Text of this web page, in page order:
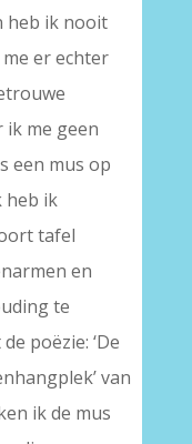
heb ik nooit
er echter
ik me geen
een mus op
heb ik
tafel
en
te
poëzie: ‘De
van
ik de mus